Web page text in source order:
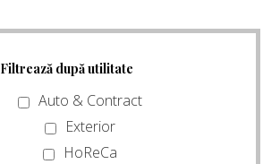
Filtrează după utilitate
Auto & Contract
Exterior
HoReCa